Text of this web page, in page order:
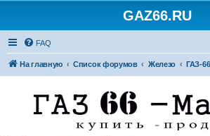
GAZ66.RU
FAQ
На главную Список форумов Железо ГАЗ-66